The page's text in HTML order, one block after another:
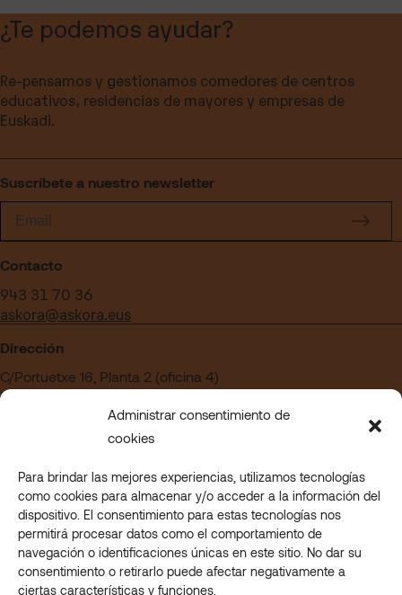
Administrar consentimiento de
cookies
Para brindar las mejores experiencias, utilizamos tecnologías
como cookies para almacenar y/o acceder a la información del
dispositivo. El consentimiento para estas tecnologías nos
permitirá procesar datos como el comportamiento de
navegación o identificaciones únicas en este sitio. No dar su
consentimiento o retirarlo puede afectar negativamente a
ciertas características y funciones.
¿Te podemos ayudar?
Re-pensamos y gestionamos comedores de centros
educativos, residencias de mayores y empresas de
Euskadi.
Suscríbete a nuestro newsletter
Contacto
943 31 70 36
askora@askora.eus
Dirección
C/Portuetxe 16, Planta 2 (oficina 4)
Edificio Blanca Vinuesa
20018 San Sebastián – Gipuzkoa
¿Quieres trabajar en Askora?
Acceder a nuestra sección de empleo
© 2023 Askora. All rights reserved.